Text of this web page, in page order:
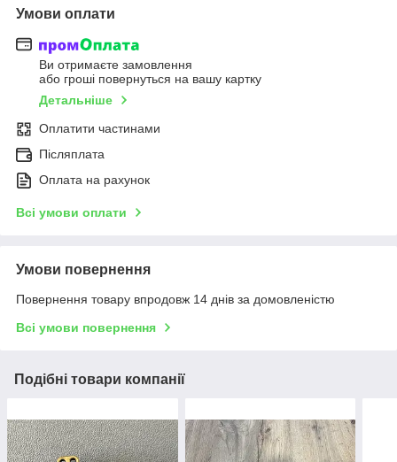
Умови оплати
Ви отримаєте замовлення
або гроші повернуться на вашу картку
Детальніше
Оплатити частинами
Післяплата
Оплата на рахунок
Всі умови оплати
Умови повернення
Повернення товару впродовж 14 днів за домовленістю
Всі умови повернення
Подібні товари компанії